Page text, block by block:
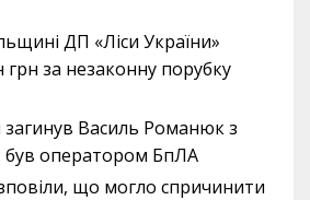
ДП «Ліси України»
за незаконну порубку
Василь Романюк з
оператором БпЛА
що могло спричинити